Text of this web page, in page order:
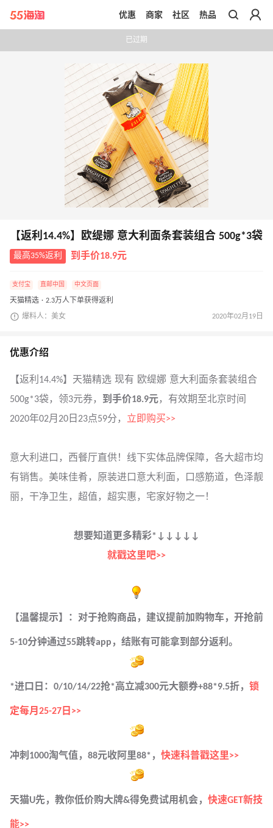
带你去官网买正品
优惠 商家 社区 热品
已过期
【返利14.4%】欧缇娜 意大利面条套装组合 500g*3袋
最高35%返利 到手价18.9元
支付宝 直邮中国 中文页面
天猫精选 · 2.3万人下单获得返利
爆料人：美女 2020年02月19日
优惠介绍
【返利14.4%】天猫精选 现有 欧缇娜 意大利面条套装组合
500g*3袋，领3元券， 到手价18.9元，有效期至北京时间
2020年02月20日23点59分， 立即购买>>
意大利进口，西餐厅直供！线下实体品牌保障，各大超市均
有销售。美味佳肴，原装进口意大利面，口感筋道，色泽靓
丽，干净卫生，超值，超实惠，宅家好物之一！
想要知道更多精彩*↓↓↓↓↓
就戳这里吧>>
【温馨提示】：对于抢购商品，建议提前加购物车，开抢前
5-10分钟通过55跳转app，结账有可能拿到部分返利。
*进口日：0/10/14/22抢*高立减300元大额券+88*9.5折， 锁
定每月25-27日>>
冲刺1000淘气值，88元收阿里88*， 快速科普戳这里>>
天猫U先，教你低价购大牌&得免费试用机会， 快速GET新技
能>>